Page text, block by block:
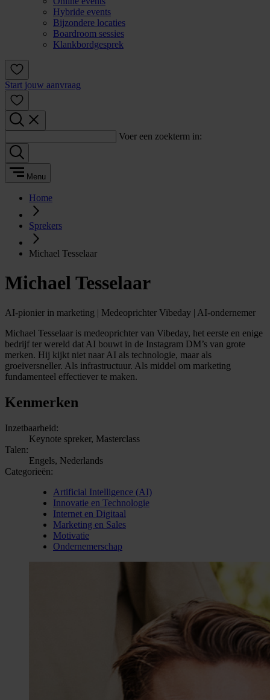
Hybride events
Bijzondere locaties
Boardroom sessies
Klankbordgesprek
Start jouw aanvraag
Voer een zoekterm in:
Menu
Home
Sprekers
Michael Tesselaar
Michael Tesselaar
AI-pionier in marketing | Medeoprichter Vibeday | AI-ondernemer
Michael Tesselaar is medeoprichter van Vibeday, het eerste en enige
bedrijf ter wereld dat AI bouwt in de Instagram DM’s van grote
merken. Hij kijkt niet naar AI als technologie, maar als
groeiversneller. Als infrastructuur. Als middel om marketing
fundamenteel effectiever te maken.
Kenmerken
Inzetbaarheid:
Keynote spreker, Masterclass
Talen:
Engels, Nederlands
Categorieën:
Artificial Intelligence (AI)
Innovatie en Technologie
Internet en Digitaal
Marketing en Sales
Motivatie
Ondernemerschap